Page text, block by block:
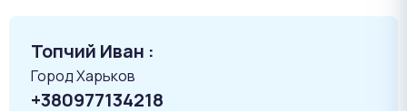
Топчий Иван :
Город Харьков
+380977134218